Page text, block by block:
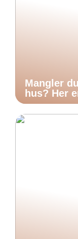
Mangler
hus? Her